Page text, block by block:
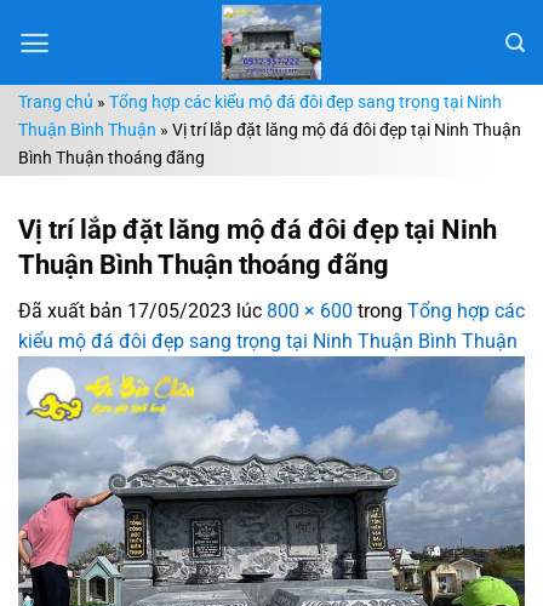
đến
dungTrang chủ » Tổng hợp các kiểu mộ đá đôi đẹp sang trọng tại Ninh
Thuận Bình Thuận » Vị trí lắp đặt lăng mộ đá đôi đẹp tại Ninh Thuận
Bình Thuận thoáng đãng
Vị trí lắp đặt lăng mộ đá đôi đẹp tại Ninh
Thuận Bình Thuận thoáng đãng
Đã xuất bản 17/05/2023 lúc 800 × 600 trong Tổng hợp các
kiểu mộ đá đôi đẹp sang trọng tại Ninh Thuận Bình Thuận